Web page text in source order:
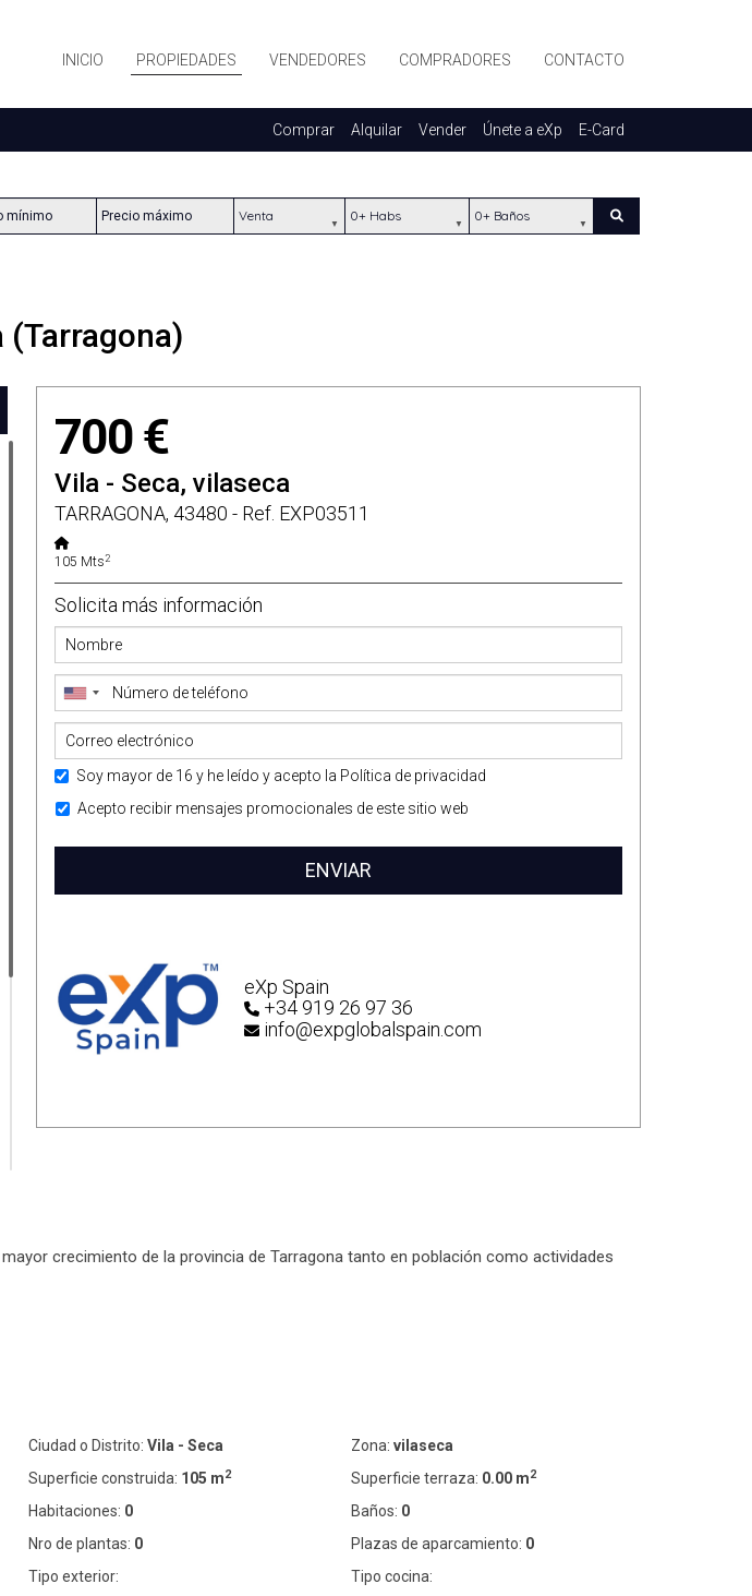
INICIO PROPIEDADES VENDEDORES COMPRADORES CONTACTO
Comprar Alquilar Vender Únete a eXp E-Card
Precio máximo
(Tarragona)
700 €
Vila - Seca, vilaseca
TARRAGONA, 43480 - Ref. EXP03511
105 Mts2
Solicita más información
Soy mayor de 16 y he leído y acepto la Política de privacidad
Acepto recibir mensajes promocionales de este sitio web
ENVIAR
eXp Spain
+34 919 26 97 36
info@expglobalspain.com
crecimiento de la provincia de Tarragona tanto en población como actividades
Ciudad o Distrito: Vila - Seca Zona: vilaseca
Superficie construida: 105 m2 Superficie terraza: 0.00 m2
Habitaciones: 0 Baños: 0
Nro de plantas: 0 Plazas de aparcamiento: 0
Tipo exterior:
Tipo cocina: